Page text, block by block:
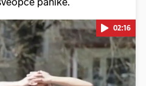
02:16